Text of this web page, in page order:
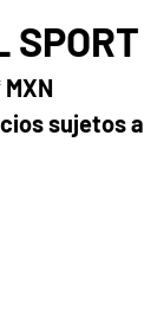
SPORT
sujetos